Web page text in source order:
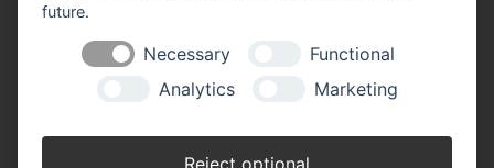
Telefon: 04202 91 03 50
E-Mail:
achim(at)bbm-baumarkt.de
future.
Necessary
Functional
Analytics
Marketing
Reject optional